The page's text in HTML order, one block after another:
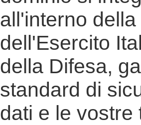
all'interno
dell'Esercito
della Difesa,
standard di
dati e le vostre